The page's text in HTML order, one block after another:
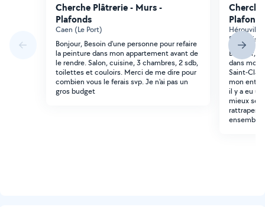
Cherche Plâtrerie - Murs -
Plafonds
Caen (Le Port)
Bonjour, Besoin d'une personne pour refaire
la peinture dans mon appartement avant de
le rendre. Salon, cuisine, 3 chambres, 2 sdb,
toilettes et couloirs. Merci de me dire pour
combien vous le ferais svp. Je n'ai pas un
gros budget
Plafonds
Bonjour,
dans mon
Saint-
mon
il y a eu
mieux
rattraper
ensemble